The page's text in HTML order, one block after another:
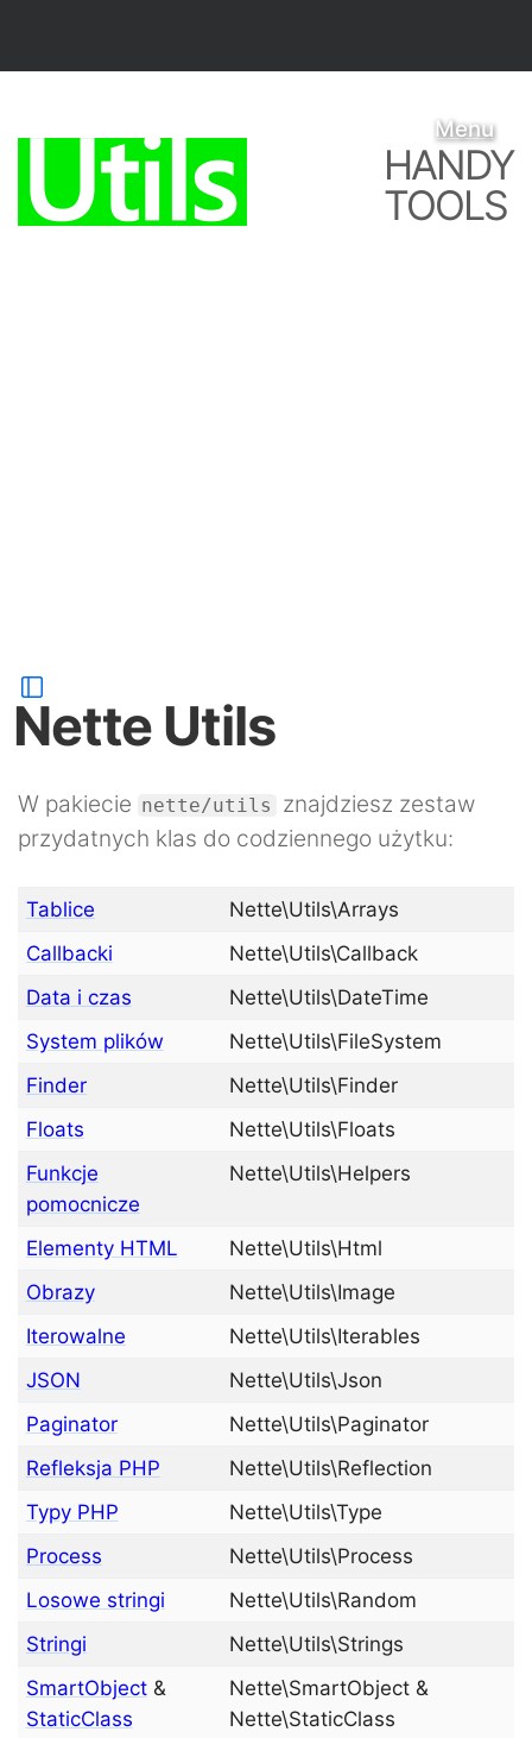
HANDY
TOOLS
Menu
Nette Utils
W pakiecie nette/utils
znajdziesz zestaw
przydatnych klas do codziennego użytku:
Tablice
Nette\Utils\Arrays
Callbacki
Nette\Utils\Callback
Data i czas
Nette\Utils\DateTime
System plików
Nette\Utils\FileSystem
Finder
Nette\Utils\Finder
Floats
Nette\Utils\Floats
Funkcje
pomocnicze
Nette\Utils\Helpers
Elementy HTML
Nette\Utils\Html
Obrazy
Nette\Utils\Image
Iterowalne
Nette\Utils\Iterables
JSON
Nette\Utils\Json
Paginator
Nette\Utils\Paginator
Refleksja PHP
Nette\Utils\Reflection
Typy PHP
Nette\Utils\Type
Process
Nette\Utils\Process
Losowe stringi
Nette\Utils\Random
Stringi
Nette\Utils\Strings
SmartObject&
StaticClass
Nette\SmartObject &
Nette\StaticClass